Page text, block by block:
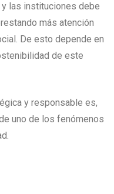
las instituciones debe
más atención
De esto depende en
de este
y responsable es,
uno de los fenómenos